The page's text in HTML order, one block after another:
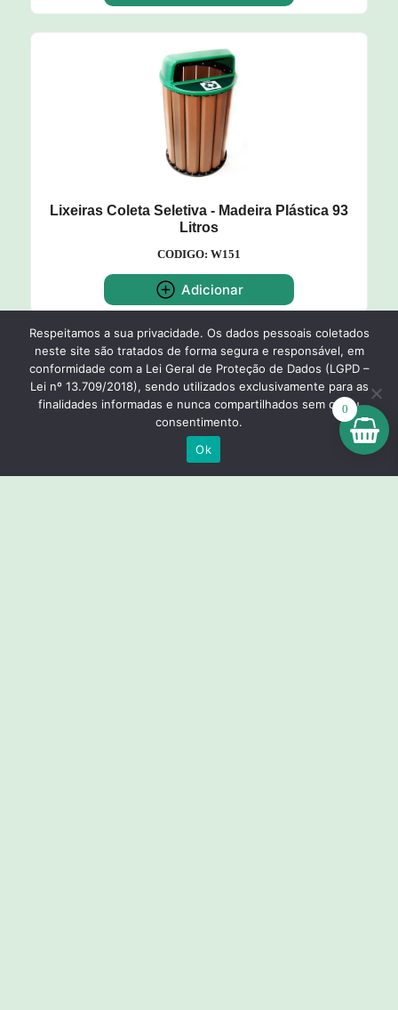
Lixeiras Coleta Seletiva - Madeira Plástica 93
Litros
CODIGO: W151
Adicionar
Voltar para Categorias 0
Respeitamos a sua privacidade. Os dados pessoais coletados
neste site são tratados de forma segura e responsável, em
conformidade com a Lei Geral de Proteção de Dados (LGPD –
Lei nº 13.709/2018), sendo utilizados exclusivamente para as
finalidades informadas e nunca compartilhados sem o seu
consentimento.
Ok